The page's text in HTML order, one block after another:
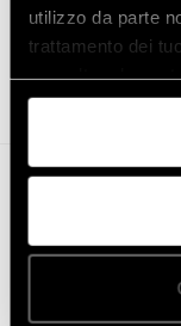
utilizzo da parte
trattamento dei
Condividi